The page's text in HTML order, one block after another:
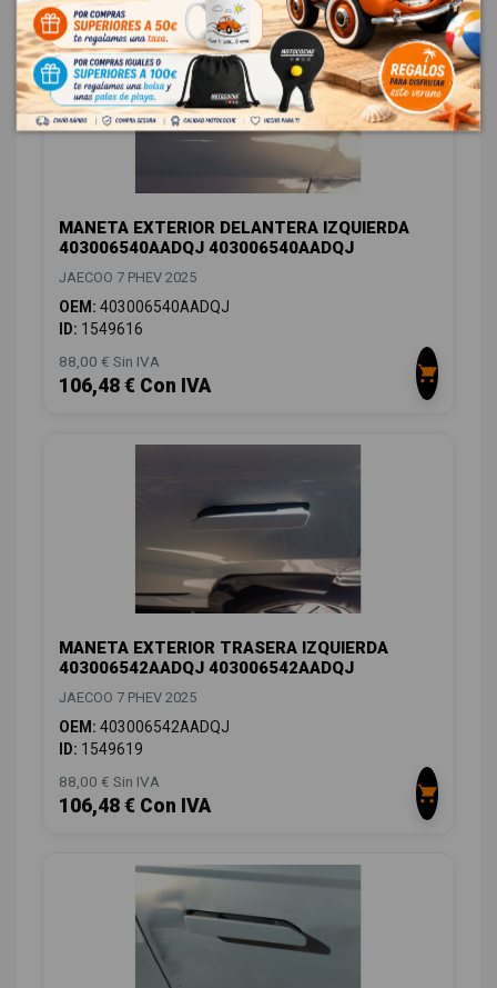
MANETA EXTERIOR DELANTERA IZQUIERDA
403006540AADQJ 403006540AADQJ
JAECOO 7 PHEV 2025
OEM: 403006540AADQJ
ID: 1549616
88,00 € Sin IVA
106,48 € Con IVA
MANETA EXTERIOR TRASERA IZQUIERDA
403006542AADQJ 403006542AADQJ
JAECOO 7 PHEV 2025
OEM: 403006542AADQJ
ID: 1549619
88,00 € Sin IVA
106,48 € Con IVA